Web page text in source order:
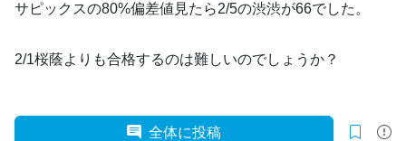
サピックスの80%偏差値見たら2/5の渋渋が66でした。
2/1桜蔭よりも合格するのは難しいのでしょうか？
全体に投稿